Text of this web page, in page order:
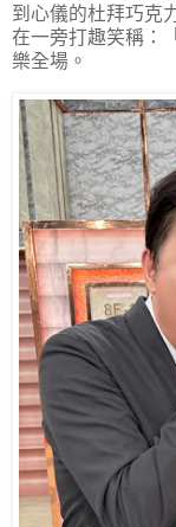
到心儀的杜拜巧克
在一旁打趣笑稱：
樂全場。